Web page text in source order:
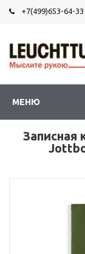
+7(499)653-64-33
МЕНЮ
Записная